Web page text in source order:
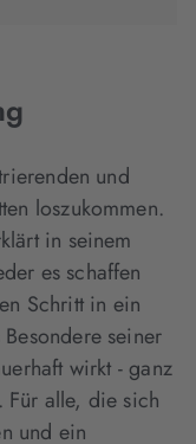
und
loszukommen.
in seinem
es schaffen
Schritt in ein
seiner
wirkt - ganz
Für alle, die sich
und ein